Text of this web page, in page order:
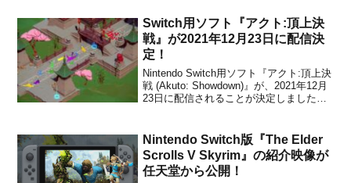
Switch用ソフト『アクト:頂上決
戦』が2021年12月23日に配信決
定！
Nintendo Switch用ソフト『アクト:頂上決
戦 (Akuto: Showdown)』が、2021年12月
23日に配信されることが決定しました。
アクションバトルゲームです。以下、任
天堂公式サイト...
Nintendo Switch版『The Elder
Scrolls V Skyrim』の紹介映像が
任天堂から公開！